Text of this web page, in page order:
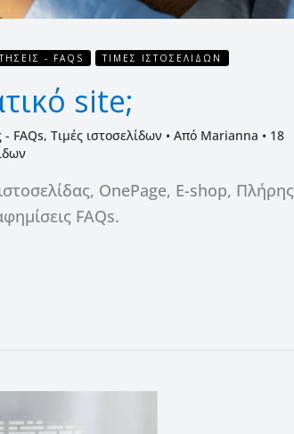
- FAQS ΤΙΜΈΣ ΙΣΤΟΣΕΛΊΔΩΝ
site;
FAQs, Τιμές ιστοσελίδων • Από Marianna • 18
OnePage, E-shop, Πλήρης
FAQs.